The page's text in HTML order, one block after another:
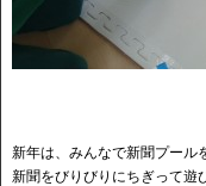
新年は、みんなで新聞プール
新聞をびりびりにちぎって遊